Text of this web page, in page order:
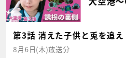
第3話 消えた子供と兎を追え
8月6日(木)放送分